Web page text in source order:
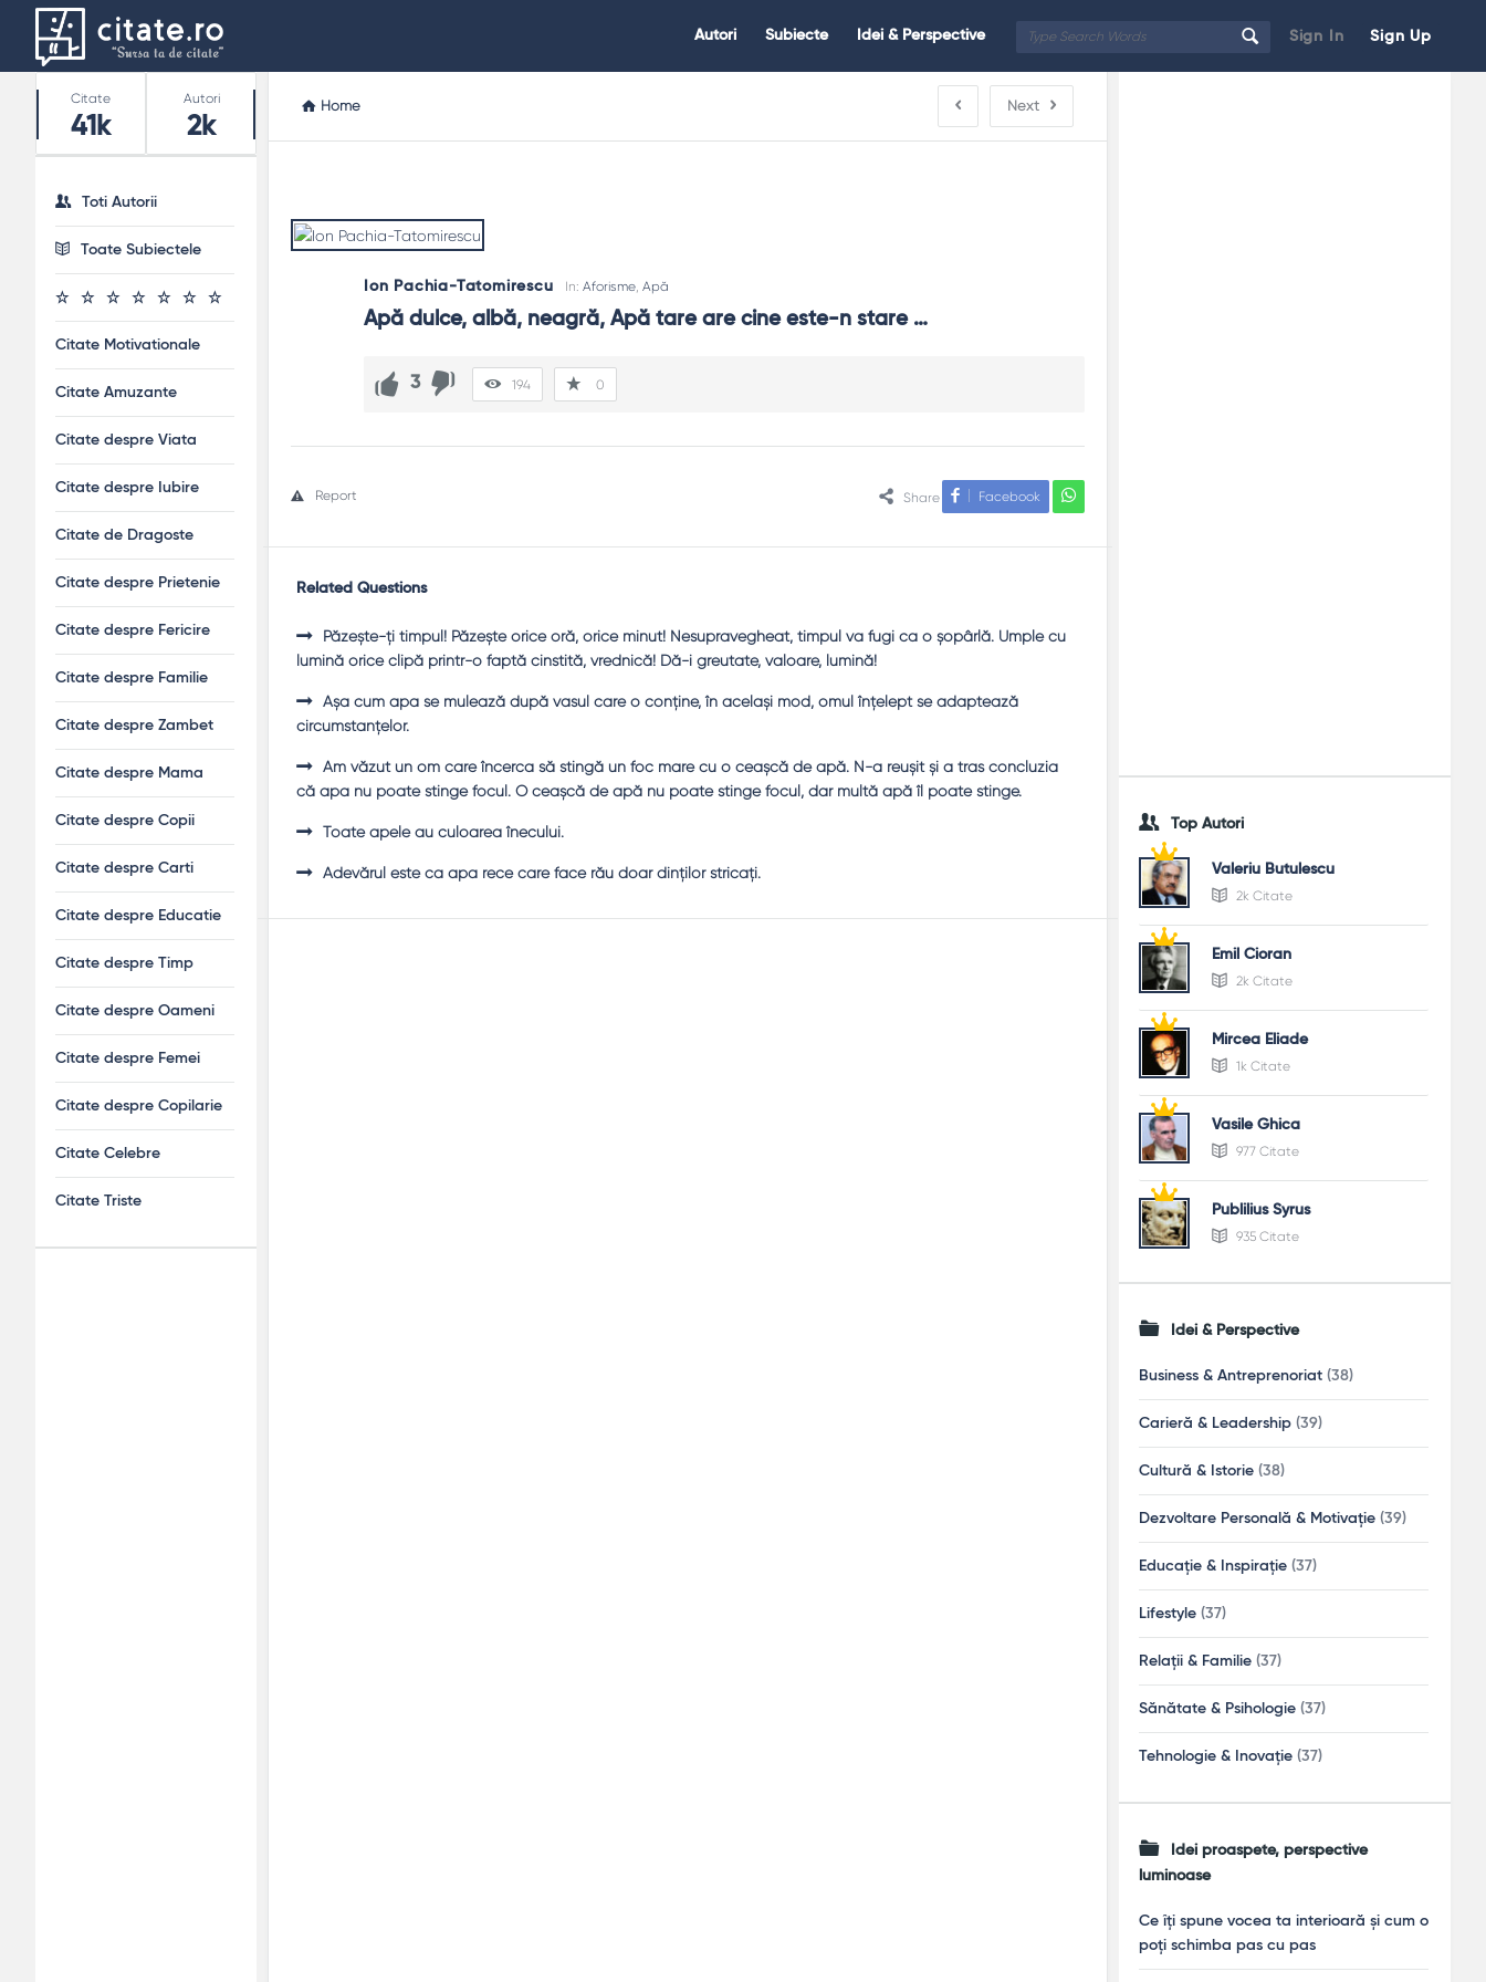
Sign In Sign Up
Citate.ro
Autori Subiecte Idei & Perspective
Home Next
Ion Pachia-Tatomirescu In: Aforisme, Apă
Apă dulce, albă, neagră, Apă tare are cine este-n stare …
3 194 0
Share Facebook
Report
Related Questions
Păzeşte-ţi timpul! Păzeşte orice oră, orice minut! Nesupravegheat, timpul va fugi ca o şopârlă. Umple cu
lumină orice clipă printr-o faptă cinstită, vrednică! Dă-i greutate, valoare, lumină!
Aşa cum apa se mulează după vasul care o conţine, în acelaşi mod, omul înţelept se adaptează
circumstanţelor.
Am văzut un om care încerca să stingă un foc mare cu o ceaşcă de apă. N-a reuşit şi a tras concluzia
că apa nu poate stinge focul. O ceaşcă de apă nu poate stinge focul, dar multă apă îl poate stinge.
Toate apele au culoarea înecului.
Adevărul este ca apa rece care face rău doar dinţilor stricaţi.
Top Autori
Valeriu Butulescu
2k Citate
Emil Cioran
2k Citate
Mircea Eliade
1k Citate
Vasile Ghica
977 Citate
Publilius Syrus
935 Citate
Idei & Perspective
Business & Antreprenoriat (38)
Carieră & Leadership (39)
Cultură & Istorie (38)
Dezvoltare Personală & Motivație (39)
Educație & Inspirație (37)
Lifestyle (37)
Relații & Familie (37)
Sănătate & Psihologie (37)
Tehnologie & Inovație (37)
Idei proaspete, perspective
luminoase
Ce îți spune vocea ta interioară și cum o
poți schimba pas cu pas
Stats
Citate
41k
Autori
2k
Toti Autorii
Toate Subiectele
Citate Motivationale
Citate Amuzante
Citate despre Viata
Citate despre Iubire
Citate de Dragoste
Citate despre Prietenie
Citate despre Fericire
Citate despre Familie
Citate despre Zambet
Citate despre Mama
Citate despre Copii
Citate despre Carti
Citate despre Educatie
Citate despre Timp
Citate despre Oameni
Citate despre Femei
Citate despre Copilarie
Citate Celebre
Citate Triste